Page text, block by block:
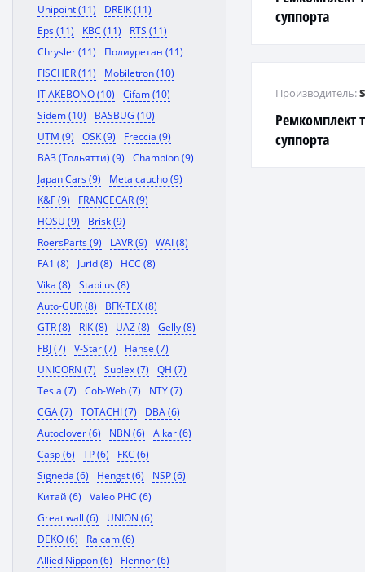
Unipoint (11)
DREIK (11)
Eps (11)
KBC (11)
RTS (11)
Chrysler (11)
Полиуретан (11)
FISCHER (11)
Mobiletron (10)
IT AKEBONO (10)
Cifam (10)
Sidem (10)
BASBUG (10)
UTM (9)
OSK (9)
Freccia (9)
ВАЗ (Тольятти) (9)
Champion (9)
Japan Cars (9)
Metalcaucho (9)
K&F (9)
FRANCECAR (9)
HOSU (9)
Brisk (9)
RoersParts (9)
LAVR (9)
WAI (8)
FA1 (8)
Jurid (8)
HCC (8)
Vika (8)
Stabilus (8)
Auto-GUR (8)
BFK-TEX (8)
GTR (8)
RIK (8) UAZ (8)
Gelly (8)
FBJ (7)
V-Star (7)
Hanse (7)
UNICORN (7)
Suplex (7)
QH (7)
Tesla (7)
Cob-Web (7)
NTY (7)
CGA (7)
TOTACHI (7)
DBA (6)
Autoclover (6)
NBN (6)
Alkar (6)
Casp (6)
TP (6)
FKC (6)
Signeda (6)
Hengst (6)
NSP (6)
Китай (6)
Valeo PHC (6)
Great wall (6)
UNION (6)
DEKO (6)
Raicam (6)
Allied Nippon (6)
Flennor (6)
суппорта
Ремкомплект
суппорта
Производитель: